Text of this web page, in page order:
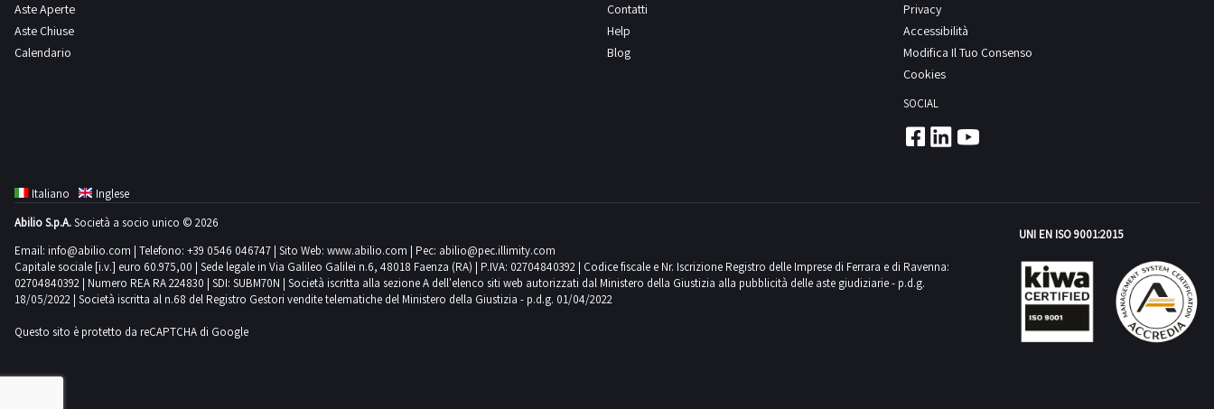
Aste Aperte
Aste Chiuse
Calendario
Contatti
Help
Blog
Privacy
Accessibilità
Modifica Il Tuo Consenso
Cookies
SOCIAL
Italiano
Inglese
Abilio S.p.A.Società a socio unico © 2026
Email: info@abilio.com | Telefono: +39 0546 046747 | Sito Web: www.abilio.com | Pec: abilio@pec.illimity.com
Capitale sociale [i.v.] euro 60.975,00 | Sede legale in Via Galileo Galilei n.6, 48018 Faenza (RA) | P.IVA: 02704840392 | Codice fiscale e Nr. Iscrizione Registro delle Imprese di Ferrara e di Ravenna:
02704840392 | Numero REA RA 224830 | SDI: SUBM70N | Società iscritta alla sezione A dell'elenco siti web autorizzati dal Ministero della Giustizia alla pubblicità delle aste giudiziarie - p.d.g.
18/05/2022 | Società iscritta al n.68 del Registro Gestori vendite telematiche del Ministero della Giustizia - p.d.g. 01/04/2022
Questo sito è protetto da reCAPTCHA di Google
UNI EN ISO 9001:2015